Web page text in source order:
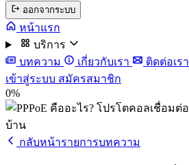
ออกจากระบบ
หน้าแรก
บริการ
บทความ
เกี่ยวกับเรา
ติดต่อเรา
เข้าสู่ระบบ สมัครสมาชิก
0%
กลับหน้ารายการบทความ